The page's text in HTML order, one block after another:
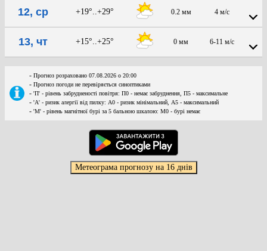
12, ср +19°..+29° 0.2 мм 4 м/с
13, чт +15°..+25° 0 мм 6-11 м/с
- Прогноз розраховано 07.08.2026 о 20:00
- Прогноз погоди не перевіряється синоптиками
- 'П' - рівень забрудненості повітря: П0 - немає забруднення, П5 - максимальне
- 'А' - ризик алергії від пилку: А0 - ризик мінімальний, А5 - максимальний
- 'М' - рівень магнітної бурі за 5 бальною шкалою: M0 - бурі немає